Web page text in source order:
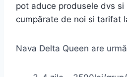
pot aduce produsele dvs si
cumpărate de noi si tarifat
Nava Delta Queen are